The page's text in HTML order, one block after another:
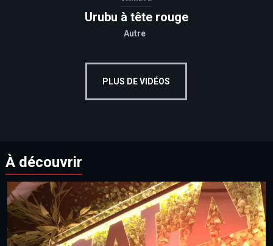
Urubu à tête rouge
Autre
PLUS DE VIDÉOS
À découvrir